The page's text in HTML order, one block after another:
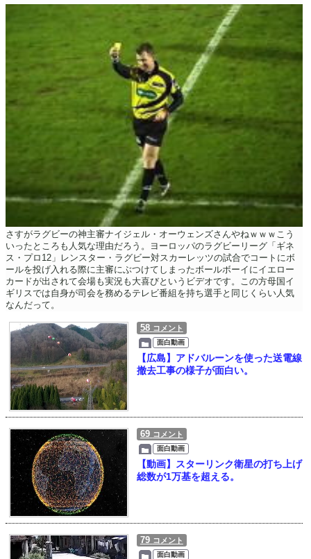
さすがラグビーの神主審ナイジェル・オーウェンズさんやねｗｗｗこう
いったところも人気な理由だろう。ヨーロッパのラグビーリーグ「ギネ
ス・プロ12」レンスター・ラグビー対スカーレッツの試合でコートにボ
ールを投げ入れる際に主審にぶつけてしまったボールボーイにイエロー
カードが出されて会場も実況も大喜びというビデオです。この方母国イ
ギリスでは自身が司会を務めるテレビ番組を持ち選手と同じくらい人気
なんだって。
58 コメント
面白動画
【広島】アドバルーンを使った送電線
撤去工事の様子が面白い。
69 コメント
面白動画
【動画】スターリンク衛星の打ち上げ
総数が1万基を超える。
79 コメント
面白動画